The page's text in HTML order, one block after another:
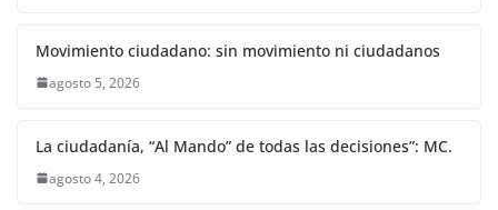
Movimiento ciudadano: sin movimiento ni ciudadanos
agosto 5, 2026
La ciudadanía, “Al Mando” de todas las decisiones”: MC.
agosto 4, 2026